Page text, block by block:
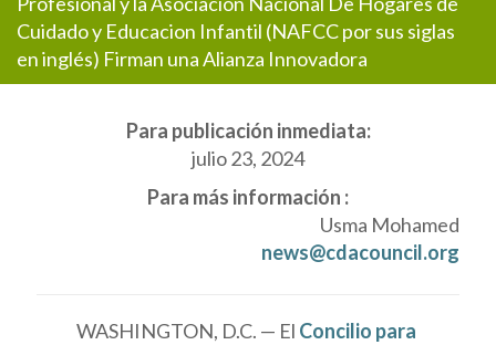
Cuidado y Educacion Infantil (NAFCC por sus siglas
en inglés) Firman una Alianza Innovadora
Para publicación inmediata:
julio 23, 2024
Para más información :
Usma Mohamed
news@cdacouncil.org
WASHINGTON, D.C. — El Concilio para